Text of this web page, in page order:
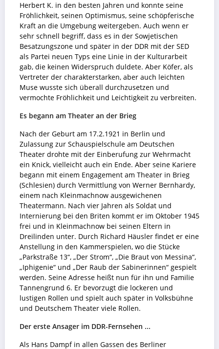
Herbert K. in den besten Jahren und konnte seine
Fröhlichkeit, seinen Optimismus, seine schöpferische
Kraft an die Umgebung weitergeben. Auch wenn er
sehr schnell begriff, dass es in der Sowjetischen
Besatzungszone und später in der DDR mit der SED
als Partei neuen Typs eine Linie in der Kulturarbeit
gab, die keinen Widerspruch duldete. Aber Köfer, als
Vertreter der charakterstarken, aber auch leichten
Muse wusste sich überall durchzusetzen und
vermochte Fröhlichkeit und Leichtigkeit zu verbreiten.
Es begann am Theater an der Brieg
Nach der Geburt am 17.2.1921 in Berlin und
Zulassung zur Schauspielschule am Deutschen
Theater drohte mit der Einberufung zur Wehrmacht
ein Knick, vielleicht auch ein Ende. Aber seine Kariere
begann mit einem Engagement am Theater in Brieg
(Schlesien) durch Vermittlung von Werner Bernhardy,
einem nach Kleinmachnow ausgewichenen
Theatermann. Nach vier Jahren als Soldat und
Internierung bei den Briten kommt er im Oktober 1945
frei und in Kleinmachnow bei seinen Eltern in
Dreilinden unter. Durch Richard Häusler findet er eine
Anstellung in den Kammerspielen, wo die Stücke
„Parkstraße 13“, „Der Strom“, „Die Braut von Messina“,
„Iphigenie“ und „Der Raub der Sabinerinnen“ gespielt
werden. Seine Adresse heißt nun für ihn und Familie
Tannengrund 6. Er bevorzugt die lockeren und
lustigen Rollen und spielt auch später in Volksbühne
und Deutschem Theater viele Rollen.
Der erste Ansager im DDR-Fernsehen ...
Als Hans Dampf in allen Gassen des Berliner